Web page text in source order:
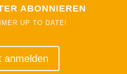
ABONNIEREN
UP TO DATE!
anmelden